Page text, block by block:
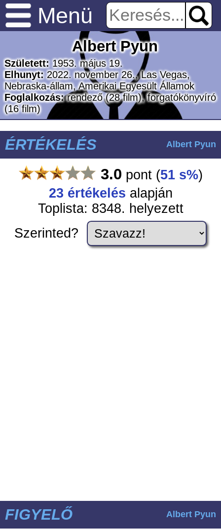
Menü
Albert Pyun
Született:1953. május 19.
Elhunyt:2022. november 26., Las Vegas,
Nebraska-állam, Amerikai Egyesült Államok
Foglalkozás:rendező(28 film), forgatókönyvíró
(16 film)
ÉRTÉKELÉS Albert Pyun
3.0 pont (51 s%)
23 értékelés alapján
Toplista: 8348. helyezett
Szerinted?
FIGYELŐ Albert Pyun